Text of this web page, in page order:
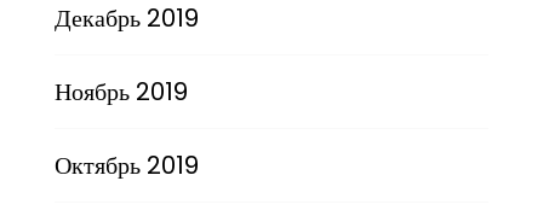
Декабрь 2019
Ноябрь 2019
Октябрь 2019